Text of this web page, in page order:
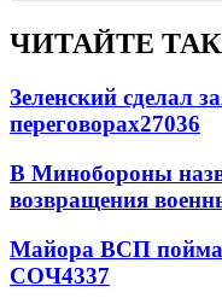
ЧИТАЙТЕ
Зеленский сделал
переговорах27036
В Минобороны
возвращения
Майора ВСП
СОЧ4337